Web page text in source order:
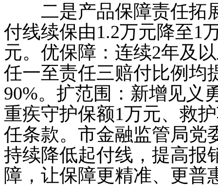
二是产品保障责任拓展
付线续保由1.2万元降至1
元。优保障：连续2年及
任一至责任三赔付比例均
90%。扩范围：新增见义
重疾守护保额1万元、救
任条款。市金融监管局党
持续降低起付线，提高报
障，让保障更精准、更普